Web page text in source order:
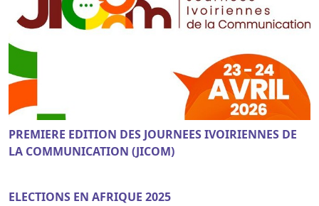
PREMIERE EDITION DES JOURNEES IVOIRIENNES DE
LA COMMUNICATION (JICOM)
ELECTIONS EN AFRIQUE 2025